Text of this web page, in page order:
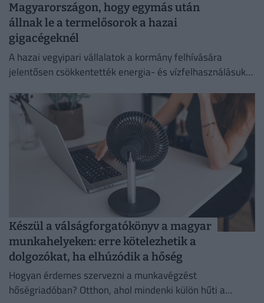
Magyarországon, hogy egymás után
állnak le a termelősorok a hazai
gigacégeknél
A hazai vegyipari vállalatok a kormány felhívására
jelentősen csökkentették energia- és vízfelhasználásukat
Készül a válságforgatókönyv a magyar
munkahelyeken: erre kötelezhetik a
dolgozókat, ha elhúzódik a hőség
Hogyan érdemes szervezni a munkavégzést
hőségriadóban? Otthon, ahol mindenki külön hűti a